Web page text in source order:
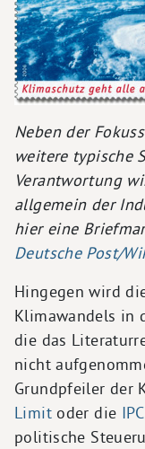
Neben der
weitere typische
Verantwortung
allgemein der
hier eine
Deutsche Post/
Hingegen wird
Klimawandels in
die das
nicht
Grundpfeiler der
Limitoder die
politische